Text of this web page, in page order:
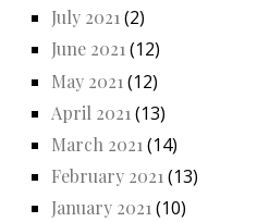
July 2021(2)
June 2021(12)
May 2021 (12)
April 2021 (13)
March 2021 (14)
February 2021(13)
January 2021(10)